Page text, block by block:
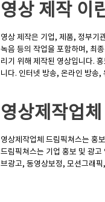
영상 제작 이
영상 제작은 기업, 제품, 정부기
녹음 등의 작업을 포함하며, 최
리기 위해 제작된 영상입니다.
니다. 인터넷 방송, 온라인 방송
영상제작업체
영상제작업체 드림픽쳐스는 홍
드림픽쳐스는 기업 홍보 및 광
브광고, 동영상보정, 모션그래